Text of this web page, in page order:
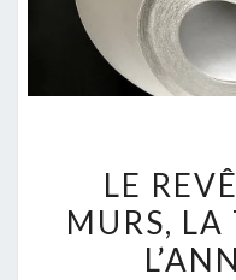
LE
MURS, LA